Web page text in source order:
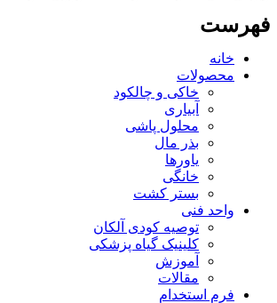
فهرست
خانه
محصولات
خاکی و چالکود
آبیاری
محلول پاشی
بذر مال
یاورها
خانگی
بستر کشت
واحد فنی
توصیه کودی آلکان
کلینیک گیاه پزشکی
آموزش
مقالات
فرم استخدام